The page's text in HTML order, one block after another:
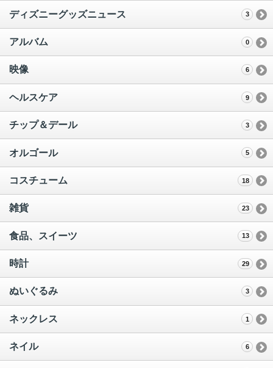
ディズニーグッズニュース 3
アルバム 0
映像 6
ヘルスケア 9
チップ＆デール 3
オルゴール 5
コスチューム 18
雑貨 23
食品、スイーツ 13
時計 29
ぬいぐるみ 3
ネックレス 1
ネイル 6